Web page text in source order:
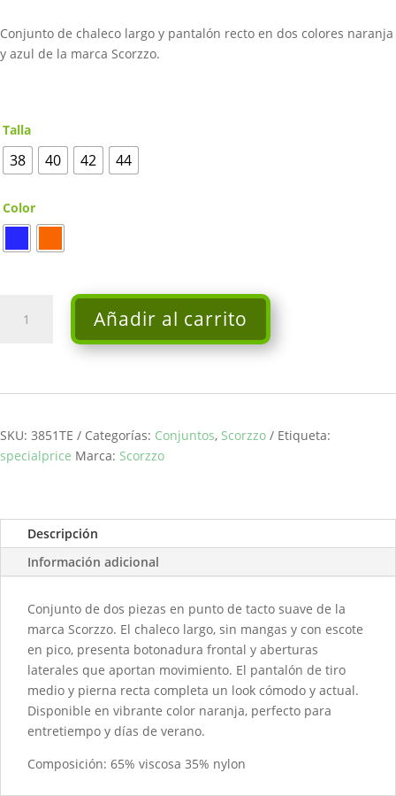
era:
102,80€.
es:
82,24€.
Conjunto de chaleco largo y pantalón recto en dos colores naranja
y azul de la marca Scorzzo.
Talla
38 40 42 44
Color
chaleco
Scorzzo
cantidad
Añadir al carrito
SKU: 3851TE Categorías: Conjuntos, Scorzzo
Etiqueta:
specialprice Marca: Scorzzo
Descripción
Información adicional
Conjunto de dos piezas en punto de tacto suave de la
marca Scorzzo. El chaleco largo, sin mangas y con escote
en pico, presenta botonadura frontal y aberturas
laterales que aportan movimiento. El pantalón de tiro
medio y pierna recta completa un look cómodo y actual.
Disponible en vibrante color naranja, perfecto para
entretiempo y días de verano.
Composición: 65% viscosa 35% nylon